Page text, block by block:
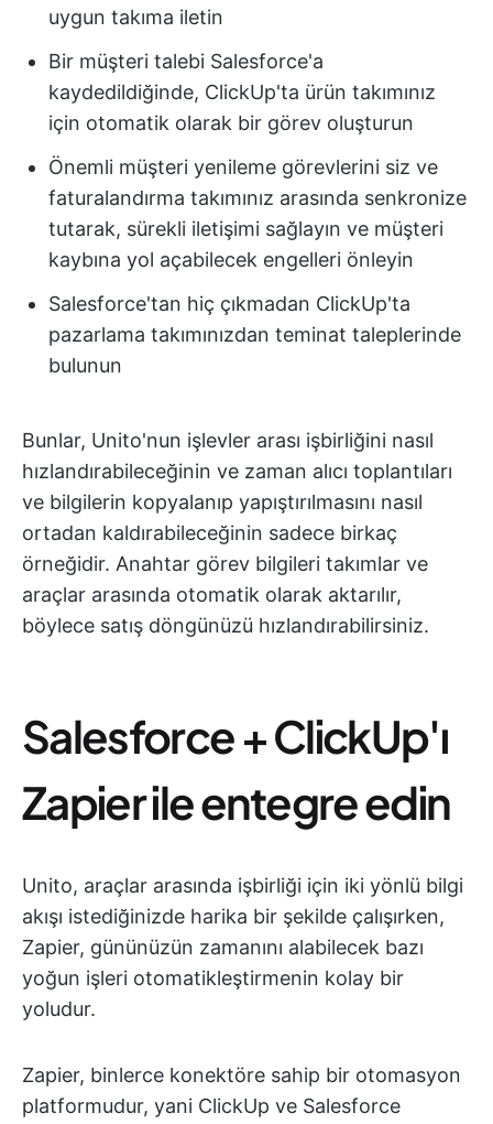
uygun takıma iletin
Bir müşteri talebi Salesforce'a
kaydedildiğinde, ClickUp'ta ürün takımınız
için otomatik olarak bir görev oluşturun
Önemli müşteri yenileme görevlerini siz ve
faturalandırma takımınız arasında senkronize
tutarak, sürekli iletişimi sağlayın ve müşteri
kaybına yol açabilecek engelleri önleyin
Salesforce'tan hiç çıkmadan ClickUp'ta
pazarlama takımınızdan teminat taleplerinde
bulunun
Bunlar, Unito'nun işlevler arası işbirliğini nasıl
hızlandırabileceğinin ve zaman alıcı toplantıları
ve bilgilerin kopyalanıp yapıştırılmasını nasıl
ortadan kaldırabileceğinin sadece birkaç
örneğidir. Anahtar görev bilgileri takımlar ve
araçlar arasında otomatik olarak aktarılır,
böylece satış döngünüzü hızlandırabilirsiniz.
Salesforce + ClickUp'ı
Zapier ile entegre edin
Unito, araçlar arasında işbirliği için iki yönlü bilgi
akışı istediğinizde harika bir şekilde çalışırken,
Zapier, gününüzün zamanını alabilecek bazı
yoğun işleri otomatikleştirmenin kolay bir
yoludur.
Zapier, binlerce konektöre sahip bir otomasyon
platformudur, yani ClickUp ve Salesforce